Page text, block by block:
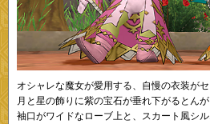
オシャレな魔女が愛用する、自慢の衣装が
月と星の飾りに紫の宝石が垂れ下がるとんが
袖口がワイドなローブ上と、スカート風シ